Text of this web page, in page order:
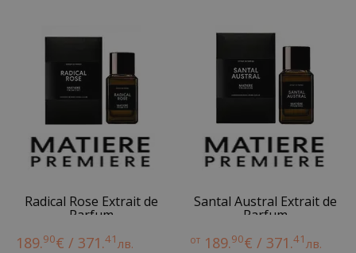
Radical Rose Extrait de
Parfum
189.90€ / 371.41лв.
Santal Austral Extrait de
Parfum
от 189.90€ / 371.41лв.